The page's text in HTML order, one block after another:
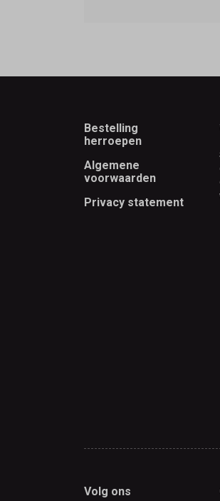
Footer
Bestelling
herroepen
Algemene
voorwaarden
Privacy statement
Volg ons